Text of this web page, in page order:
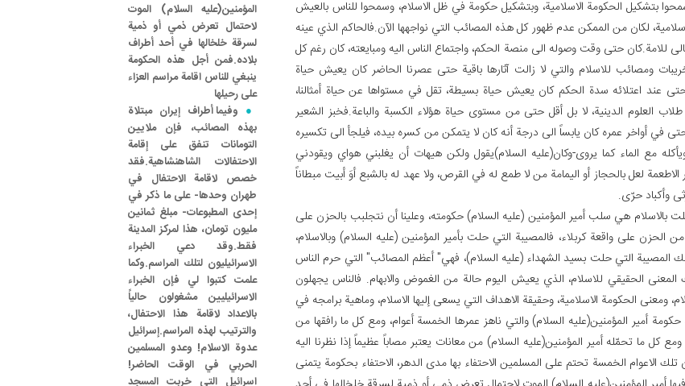
بتشكيل الحكومة الاسلامية، وبتشكيل حكومة في ظل الاسلام، وسمحوا للناس بالعيش
لكان من الممكن عدم ظهور كل هذه المصائب التي نواجهها الآن.فالحاكم الذي عينه
للامة.كان حتى وقت وصوله الى منصة الحكم، واجتماع الناس اليه ومبايعته، كان رغم كل
ومصائب للاسلام والتي لا زالت آثارها باقية حتى عصرنا الحاضر كان يعيش حياة
عند اعتلائه سدة الحكم كان يعيش حياة بسيطة، تقل في مستواها عن حياة أمثالنا،
طلاب العلوم الدينية، لا بل أقل حتى من مستوى حياة هؤلاء الكسبة والباعة.فخبز الشعير
في أواخر عمره كان يابساً الى درجة أنه كان لا يتمكن من كسره بيده، فيلجأ الى تكسيره
مع الماء كما يروى-وكان(عليه السلام)يقول ولكن هيهات أن يغلبني هواي ويقودني
لعل بالحجاز أو اليمامة من لا طمع له في القرص، ولا عهد له بالشبع أوَ أبيت مبطاناً
وأكباد حرّى.
بالاسلام هي سلب أمير المؤمنين (عليه السلام) حكومته، وعلينا أن نتجلبب بالحزن على
من الحزن على واقعة كربلاء، فالمصيبة التي حلت بأمير المؤمنين (عليه السلام) وبالاسلام،
المصيبة التي حلت بسيد الشهداء (عليه السلام)، فهي" أعظم المصائب" التي حرم الناس
المعنى الحقيقي للاسلام، الذي يعيش اليوم حالة من الغموض والابهام. فالناس يجهلون
ومعنى الحكومة الاسلامية، وحقيقة الاهداف التي يسعى إليها الاسلام، وماهية برامجه في
أمير المؤمنين(عليه السلام) والتي ناهز عمرها الخمسة أعوام، ومع كل ما رافقها من
كل ما تحمّله أمير المؤمنين(عليه السلام) من معانات يعتبر مصاباً عظيماً إذا نظرنا اليه
الاعوام الخمسة تحتم على المسلمين الاحتفاء بها مدى الدهر، الاحتفاء بحكومة يتمنى
المؤمنين(عليه السلام) الموت
لاحتمال تعرض ذمي أو ذمية
لسرقة خلخالها في أحد أطراف
بلاده.فمن أجل هذه الحكومة
ينبغي للناس اقامة مراسم العزاء
على رحيلها
وفيما أطراف إيران مبتلاة
بهذه المصائب، فإن ملايين
التومانات تنفق على إقامة
الاحتفالات الشاهنشاهية.فقد
خصص لاقامة الاحتفال في
طهران وحدها- على ما ذكر في
إحدى المطبوعات- مبلغ ثمانين
مليون تومان، هذا لمركز المدينة
فقط.وقد دعي الخبراء
الاسرائيليون لتلك المراسم.وكما
علمت كتبوا لي فإن الخبراء
الاسرائيليين مشغولون حالياً
بالاعداد لاقامة هذا الاحتفال،
والترتيب لهذه المراسم.إسرائيل
عدوة الاسلام! وعدو المسلمين
الحربي في الوقت الحاضر!
اسرائيل التي خربت المسجد